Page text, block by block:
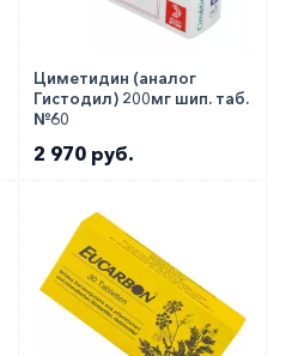
Циметидин (аналог
Гистодил) 200мг шип. таб.
№60
2 970 руб.